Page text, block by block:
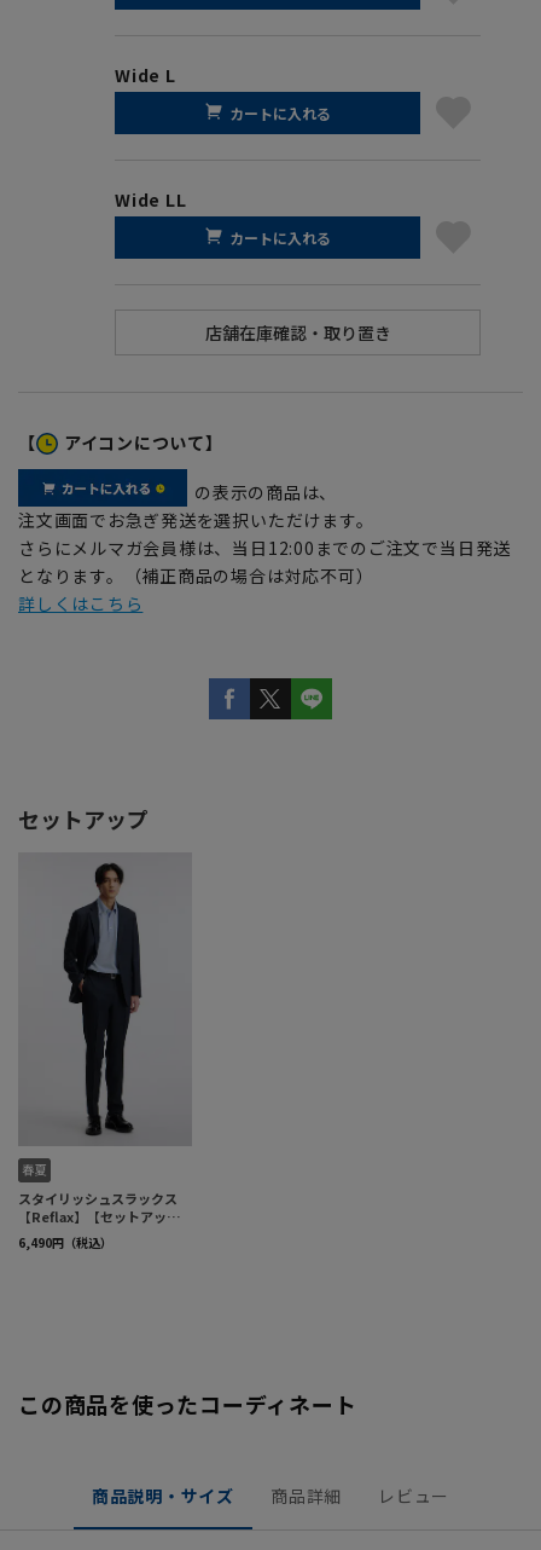
Wide L
カートに入れる
Wide LL
カートに入れる
【 アイコンについて】
の表示の商品は、
注文画面でお急ぎ発送を選択いただけます。
さらにメルマガ会員様は、当日12:00までのご注文で当日発送
となります。（補正商品の場合は対応不可）
詳しくはこちら
この商品を使ったコーディネート
商品説明・サイズ 商品詳細 レビュー